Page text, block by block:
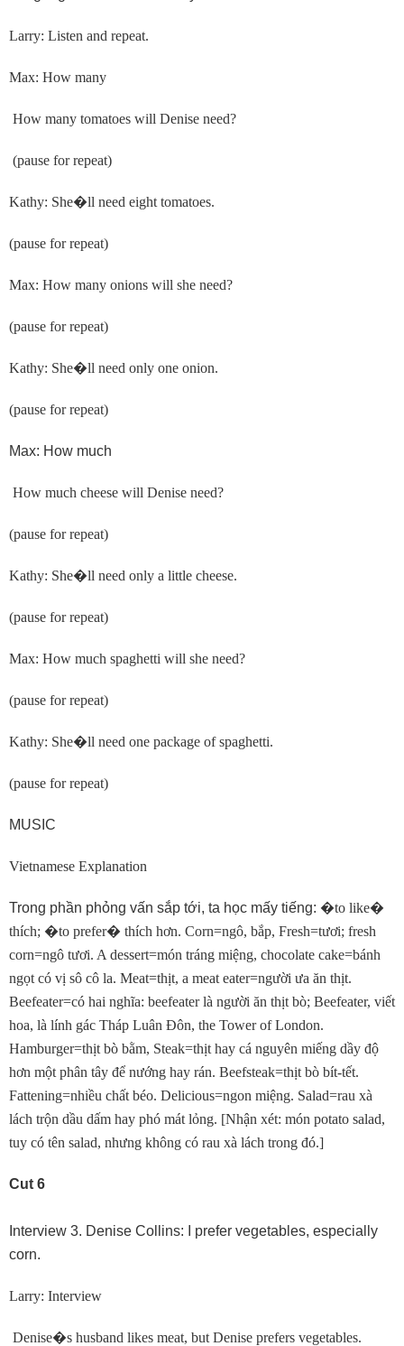
Larry: Listen and repeat.
Max: How many
How many tomatoes will Denise need?
(pause for repeat)
Kathy: She�ll need eight tomatoes.
(pause for repeat)
Max: How many onions will she need?
(pause for repeat)
Kathy: She�ll need only one onion.
(pause for repeat)
Max: How much
How much cheese will Denise need?
(pause for repeat)
Kathy: She�ll need only a little cheese.
(pause for repeat)
Max: How much spaghetti will she need?
(pause for repeat)
Kathy: She�ll need one package of spaghetti.
(pause for repeat)
MUSIC
Vietnamese Explanation
Trong phần phỏng vấn sắp tới, ta học mấy tiếng: �to like�
thích; �to prefer� thích hơn. Corn=ngô, bắp, Fresh=tươi; fresh
corn=ngô tươi. A dessert=món tráng miệng, chocolate cake=bánh
ngọt có vị sô cô la. Meat=thịt, a meat eater=người ưa ăn thịt.
Beefeater=có hai nghĩa: beefeater là người ăn thịt bò; Beefeater, viết
hoa, là lính gác Tháp Luân Ðôn, the Tower of London.
Hamburger=thịt bò bằm, Steak=thịt hay cá nguyên miếng dầy độ
hơn một phân tây để nướng hay rán. Beefsteak=thịt bò bít-tết.
Fattening=nhiều chất béo. Delicious=ngon miệng. Salad=rau xà
lách trộn dầu dấm hay phó mát lỏng. [Nhận xét: món potato salad,
tuy có tên salad, nhưng không có rau xà lách trong đó.]
Cut 6
Interview 3. Denise Collins: I prefer vegetables, especially
corn.
Larry: Interview
Denise�s husband likes meat, but Denise prefers vegetables.